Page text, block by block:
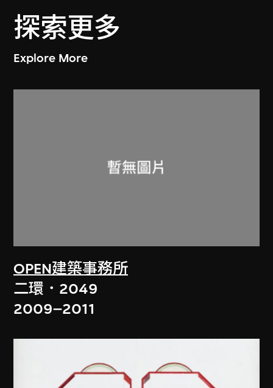
探索更多
Explore More
OPEN建築事務所
二環．2049
2009–2011